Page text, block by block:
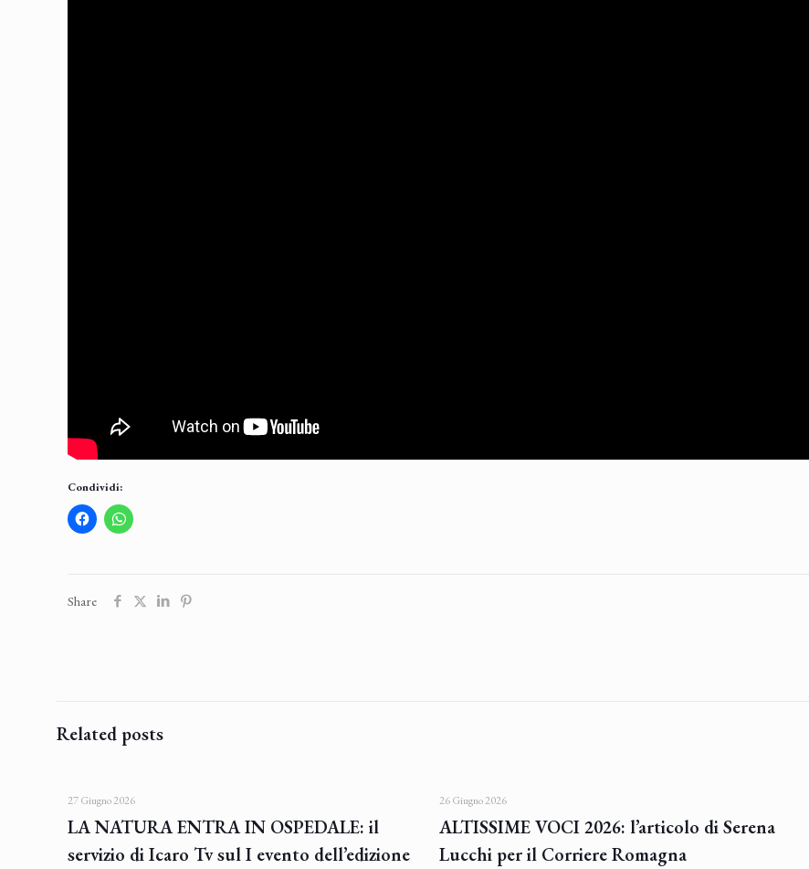
Condividi:
Share
Related posts
27 Giugno 2026
LA NATURA ENTRA IN OSPEDALE: il
servizio di Icaro Tv sul I evento dell’edizione
26 Giugno 2026
ALTISSIME VOCI 2026: l’articolo di Serena
Lucchi per il Corriere Romagna